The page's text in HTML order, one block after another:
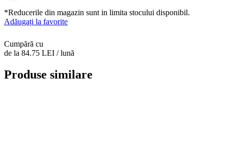
*Reducerile din magazin sunt in limita stocului disponibil.
Adăugați la favorite
Cumpără cu
de la 84.75 LEI / lună
Produse similare